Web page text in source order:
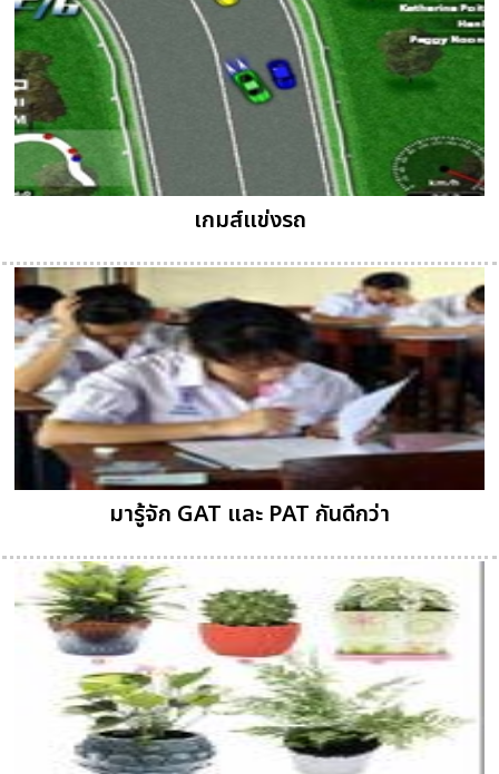
เกมส์แข่งรถ
มารู้จัก GAT และ PAT กันดีกว่า